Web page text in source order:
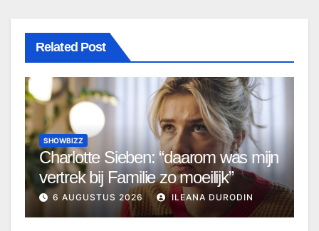
Related Post
SHOWBIZZ
Charlotte Sieben: “daarom was mijn
vertrek bij Familie zo moeilijk”
6 AUGUSTUS 2026 ILEANA DURODIN